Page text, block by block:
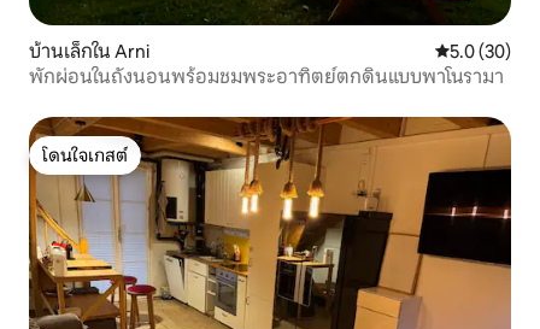
บ้านเล็กใน Arni คะแนนเฉลี่ย
5.0 (30)
พักผ่อนในถังนอนพร้อมชมพระอาทิตย์ตกดินแบบพาโนรามา
โดนใจเกสต์
โดนใจเกสต์